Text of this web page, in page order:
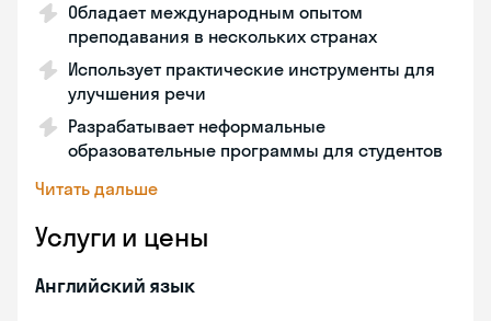
Обладает международным опытом
преподавания в нескольких странах
Использует практические инструменты для
улучшения речи
Разрабатывает неформальные
образовательные программы для студентов
Читать дальше
Услуги и цены
Английский язык